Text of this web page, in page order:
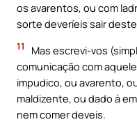
os avarentos, ou com
sorte deveríeis sair
11
Mas escrevi-vos
comunicação com
impudico, ou avarento,
maldizente, ou dado à
nem comer deveis.